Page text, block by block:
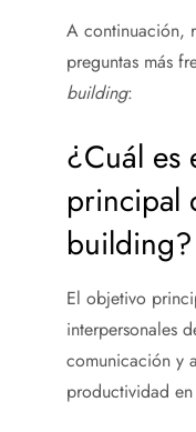
A continuación,
preguntas más
building:
¿Cuál es
principal
building?
El objetivo
interpersonales
comunicación y
productividad